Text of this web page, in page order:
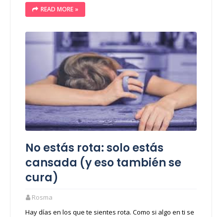
READ MORE »
No estás rota: solo estás
cansada (y eso también se
cura)
Rosma
Hay días en los que te sientes rota. Como si algo en ti se